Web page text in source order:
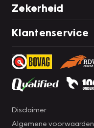
Zekerheid
Klantenservice
Disclaimer
Algemene voorwaarden